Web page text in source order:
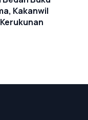
Kakanwil